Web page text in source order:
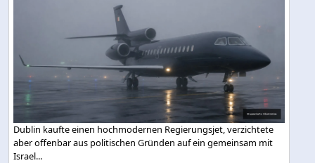
Dublin kaufte einen hochmodernen Regierungsjet, verzichtete
aber offenbar aus politischen Gründen auf ein gemeinsam mit
Israel...